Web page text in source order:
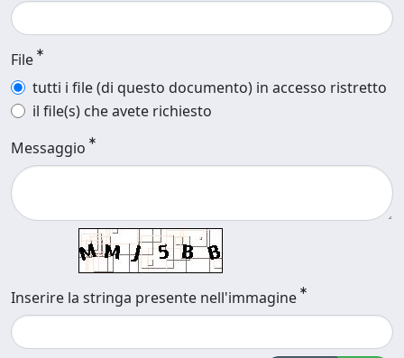
File
tutti i file (di questo documento) in accesso ristretto
il file(s) che avete richiesto
Messaggio
Inserire la stringa presente nell'immagine